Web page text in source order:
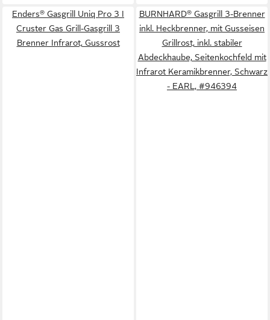
Enders® Gasgrill Uniq Pro 3 I
Cruster Gas Grill-Gasgrill 3
Brenner Infrarot, Gussrost
BURNHARD® Gasgrill 3-Brenner
inkl. Heckbrenner, mit Gusseisen
Grillrost, inkl. stabiler
Abdeckhaube, Seitenkochfeld mit
Infrarot Keramikbrenner, Schwarz
- EARL, #946394